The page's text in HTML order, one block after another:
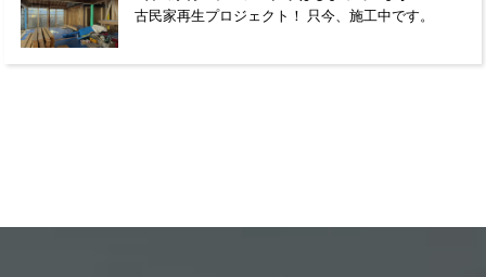
古民家再生プロジェクト！ 只今、施工中です。